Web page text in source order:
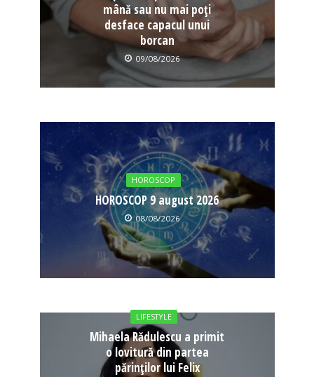
mână sau nu mai poți
desface capacul unui
borcan
09/08/2026
HOROSCOP
HOROSCOP 9 august 2026
08/08/2026
LIFESTYLE
Mihaela Rădulescu a primit
o lovitură din partea
părinților lui Felix